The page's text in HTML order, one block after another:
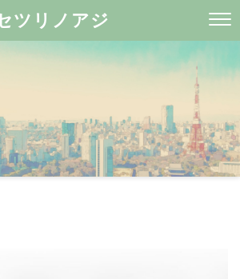
ツリノアジ